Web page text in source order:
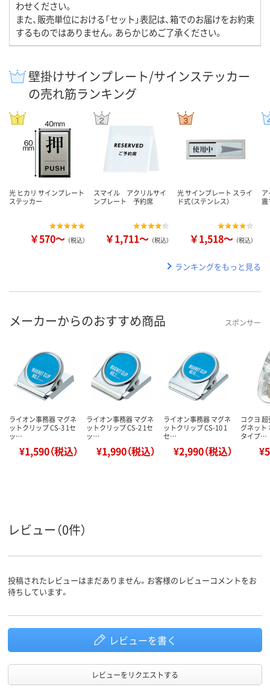
わせください。
また、販売単位における「セット」表記は、箱でのお届けをお約束
するものではありません。あらかじめご了承ください。
壁掛けサインプレート/サインステッカー
の売れ筋ランキング
光 ヒカリ サインプレート
ステッカー
￥570～ （税込）
スマイル アクリルサイ
ンプレート 予約席
￥1,711～ （税込）
光 サインプレート スライ
ド式（ステンレス）
￥1,518～ （税込）
ア
震
ランキングをもっと見る
メーカーからのおすすめ商品 スポンサー
ライオン事務器 マグネ
ットクリップ CS-3 1セ
ッ…
¥1,590（税込）
ライオン事務器 マグネ
ットクリップ CS-2 1セ
ッ…
¥1,990（税込）
ライオン事務器 マグネ
ットクリップ CS-10 1
セ…
¥2,990（税込）
コクヨ
グネット
タイプ…
レビュー（0件）
投稿されたレビューはまだありません。お客様のレビューコメントをお
待ちしています。
レビューを書く
レビューをリクエストする